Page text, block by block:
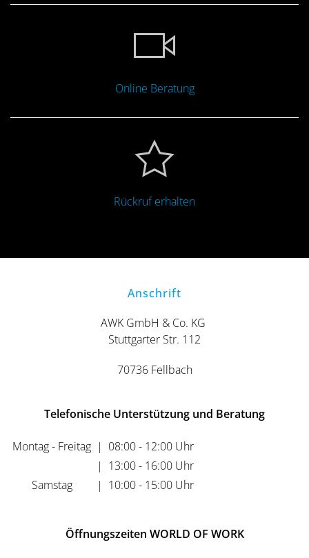
Online Beratung
Rückruf erhalten
Anschrift
AWK GmbH & Co. KG
Stuttgarter Str. 112
70736 Fellbach
Telefonische Unterstützung und Beratung
Montag - Freitag | 08:00 - 12:00 Uhr
| 13:00 - 16:00 Uhr
Samstag
| 10:00 - 15:00 Uhr
Öffnungszeiten WORLD OF WORK